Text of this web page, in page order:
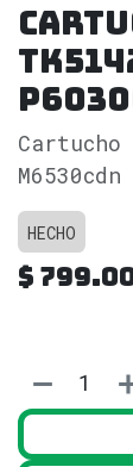
Cartucho
HECHO
$